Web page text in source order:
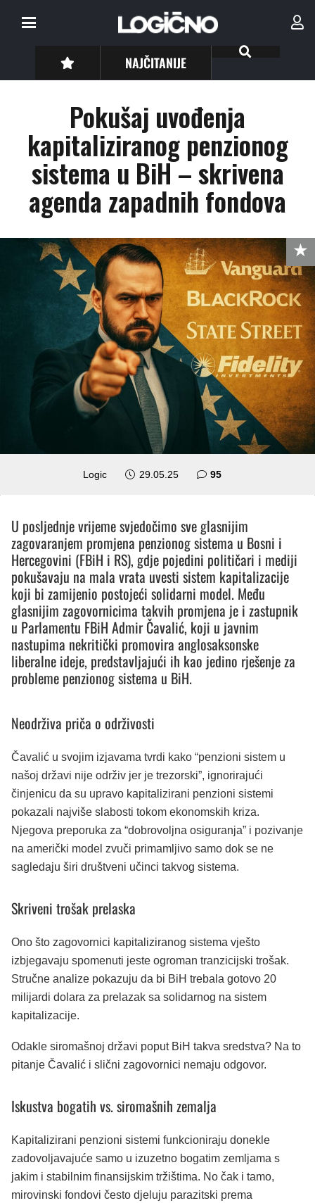
NAJČITANIJE
Pokušaj uvođenja
kapitaliziranog penzionog
sistema u BiH – skrivena
agenda zapadnih fondova
Logic 29.05.25 95komentara
U posljednje vrijeme svjedočimo sve glasnijim
zagovaranjem promjena penzionog sistema u Bosni i
Hercegovini (FBiH i RS), gdje pojedini političari i mediji
pokušavaju na mala vrata uvesti sistem kapitalizacije
koji bi zamijenio postojeći solidarni model. Među
glasnijim zagovornicima takvih promjena je i zastupnik
u Parlamentu FBiH Admir Čavalić, koji u javnim
nastupima nekritički promovira anglosaksonske
liberalne ideje, predstavljajući ih kao jedino rješenje za
probleme penzionog sistema u BiH.
Neodrživa priča o održivosti
Čavalić u svojim izjavama tvrdi kako “penzioni sistem u
našoj državi nije održiv jer je trezorski”, ignorirajući
činjenicu da su upravo kapitalizirani penzioni sistemi
pokazali najviše slabosti tokom ekonomskih kriza.
Njegova preporuka za “dobrovoljna osiguranja” i pozivanje
na američki model zvuči primamljivo samo dok se ne
sagledaju širi društveni učinci takvog sistema.
Skriveni trošak prelaska
Ono što zagovornici kapitaliziranog sistema vješto
izbjegavaju spomenuti jeste ogroman tranzicijski trošak.
Stručne analize pokazuju da bi BiH trebala gotovo 20
milijardi dolara za prelazak sa solidarnog na sistem
kapitalizacije.
Odakle siromašnoj državi poput BiH takva sredstva? Na to
pitanje Čavalić i slični zagovornici nemaju odgovor.
Iskustva bogatih vs. siromašnih zemalja
Kapitalizirani penzioni sistemi funkcioniraju donekle
zadovoljavajuće samo u izuzetno bogatim zemljama s
jakim i stabilnim finansijskim tržištima. No čak i tamo,
mirovinski fondovi često djeluju parazitski prema